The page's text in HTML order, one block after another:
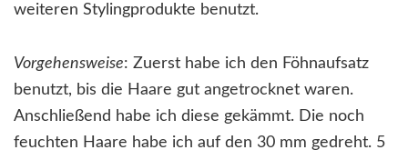
weiteren Stylingprodukte benutzt.
Vorgehensweise: Zuerst habe ich den Föhnaufsatz
benutzt, bis die Haare gut angetrocknet waren.
Anschließend habe ich diese gekämmt. Die noch
feuchten Haare habe ich auf den 30 mm gedreht. 5